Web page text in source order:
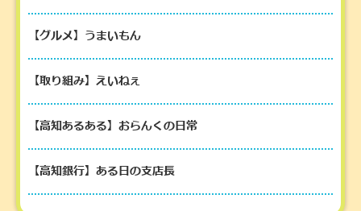
【グルメ】うまいもん
【取り組み】えいねぇ
【高知あるある】おらんくの日常
【高知銀行】ある日の支店長